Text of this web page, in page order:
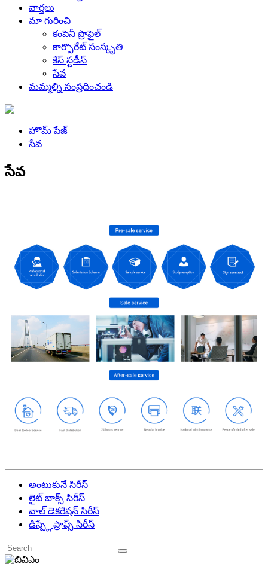
వార్తలు
మా గురించి
కంపెనీ ప్రొఫైల్
కార్పొరేట్ సంస్కృతి
కేస్ స్టడీస్
సేవ
మమ్మల్ని సంప్రదించండి
హొమ్ పేజ్
సేవ
సేవ
అంటుకునే సిరీస్
లైట్ బాక్స్ సిరీస్
వాల్ డెకరేషన్ సిరీస్
డిస్ప్లే ప్రాప్స్ సిరీస్